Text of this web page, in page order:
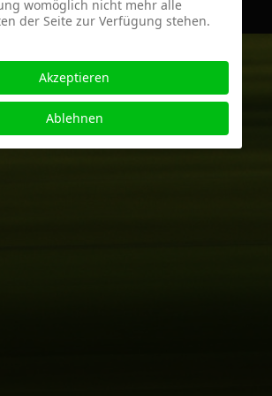
womöglich nicht mehr alle
der Seite zur Verfügung stehen.
Akzeptieren
Ablehnen